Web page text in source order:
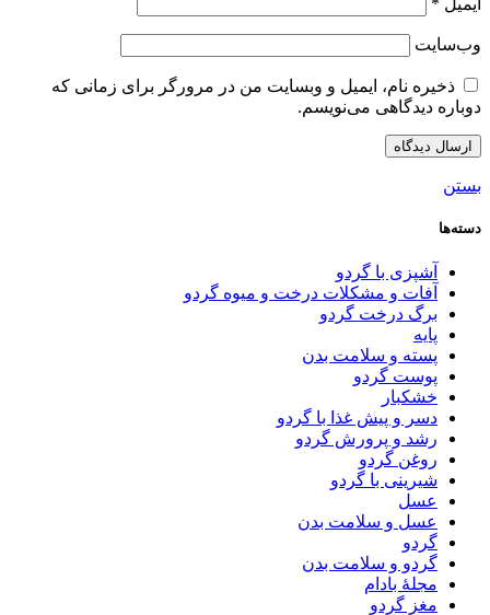
وب‌سایت
ذخیره نام، ایمیل و وبسایت من در مرورگر برای زمانی که
دوباره دیدگاهی می‌نویسم.
بستن
دسته‌ها
آشپزی با گردو
آفات و مشکلات درخت و میوه گردو
برگ درخت گردو
پایه
پسته و سلامت بدن
پوست گردو
خشکبار
دسر و پیش غذا با گردو
رشد و پرورش گردو
روغن گردو
شیرینی با گردو
عسل
عسل و سلامت بدن
گردو
گردو و سلامت بدن
مجلۀ بادام
مغز گردو